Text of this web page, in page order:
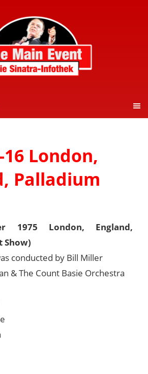
16 London,
Palladium
1975 London, England,
Show)
conducted by Bill Miller
& The Count Basie Orchestra